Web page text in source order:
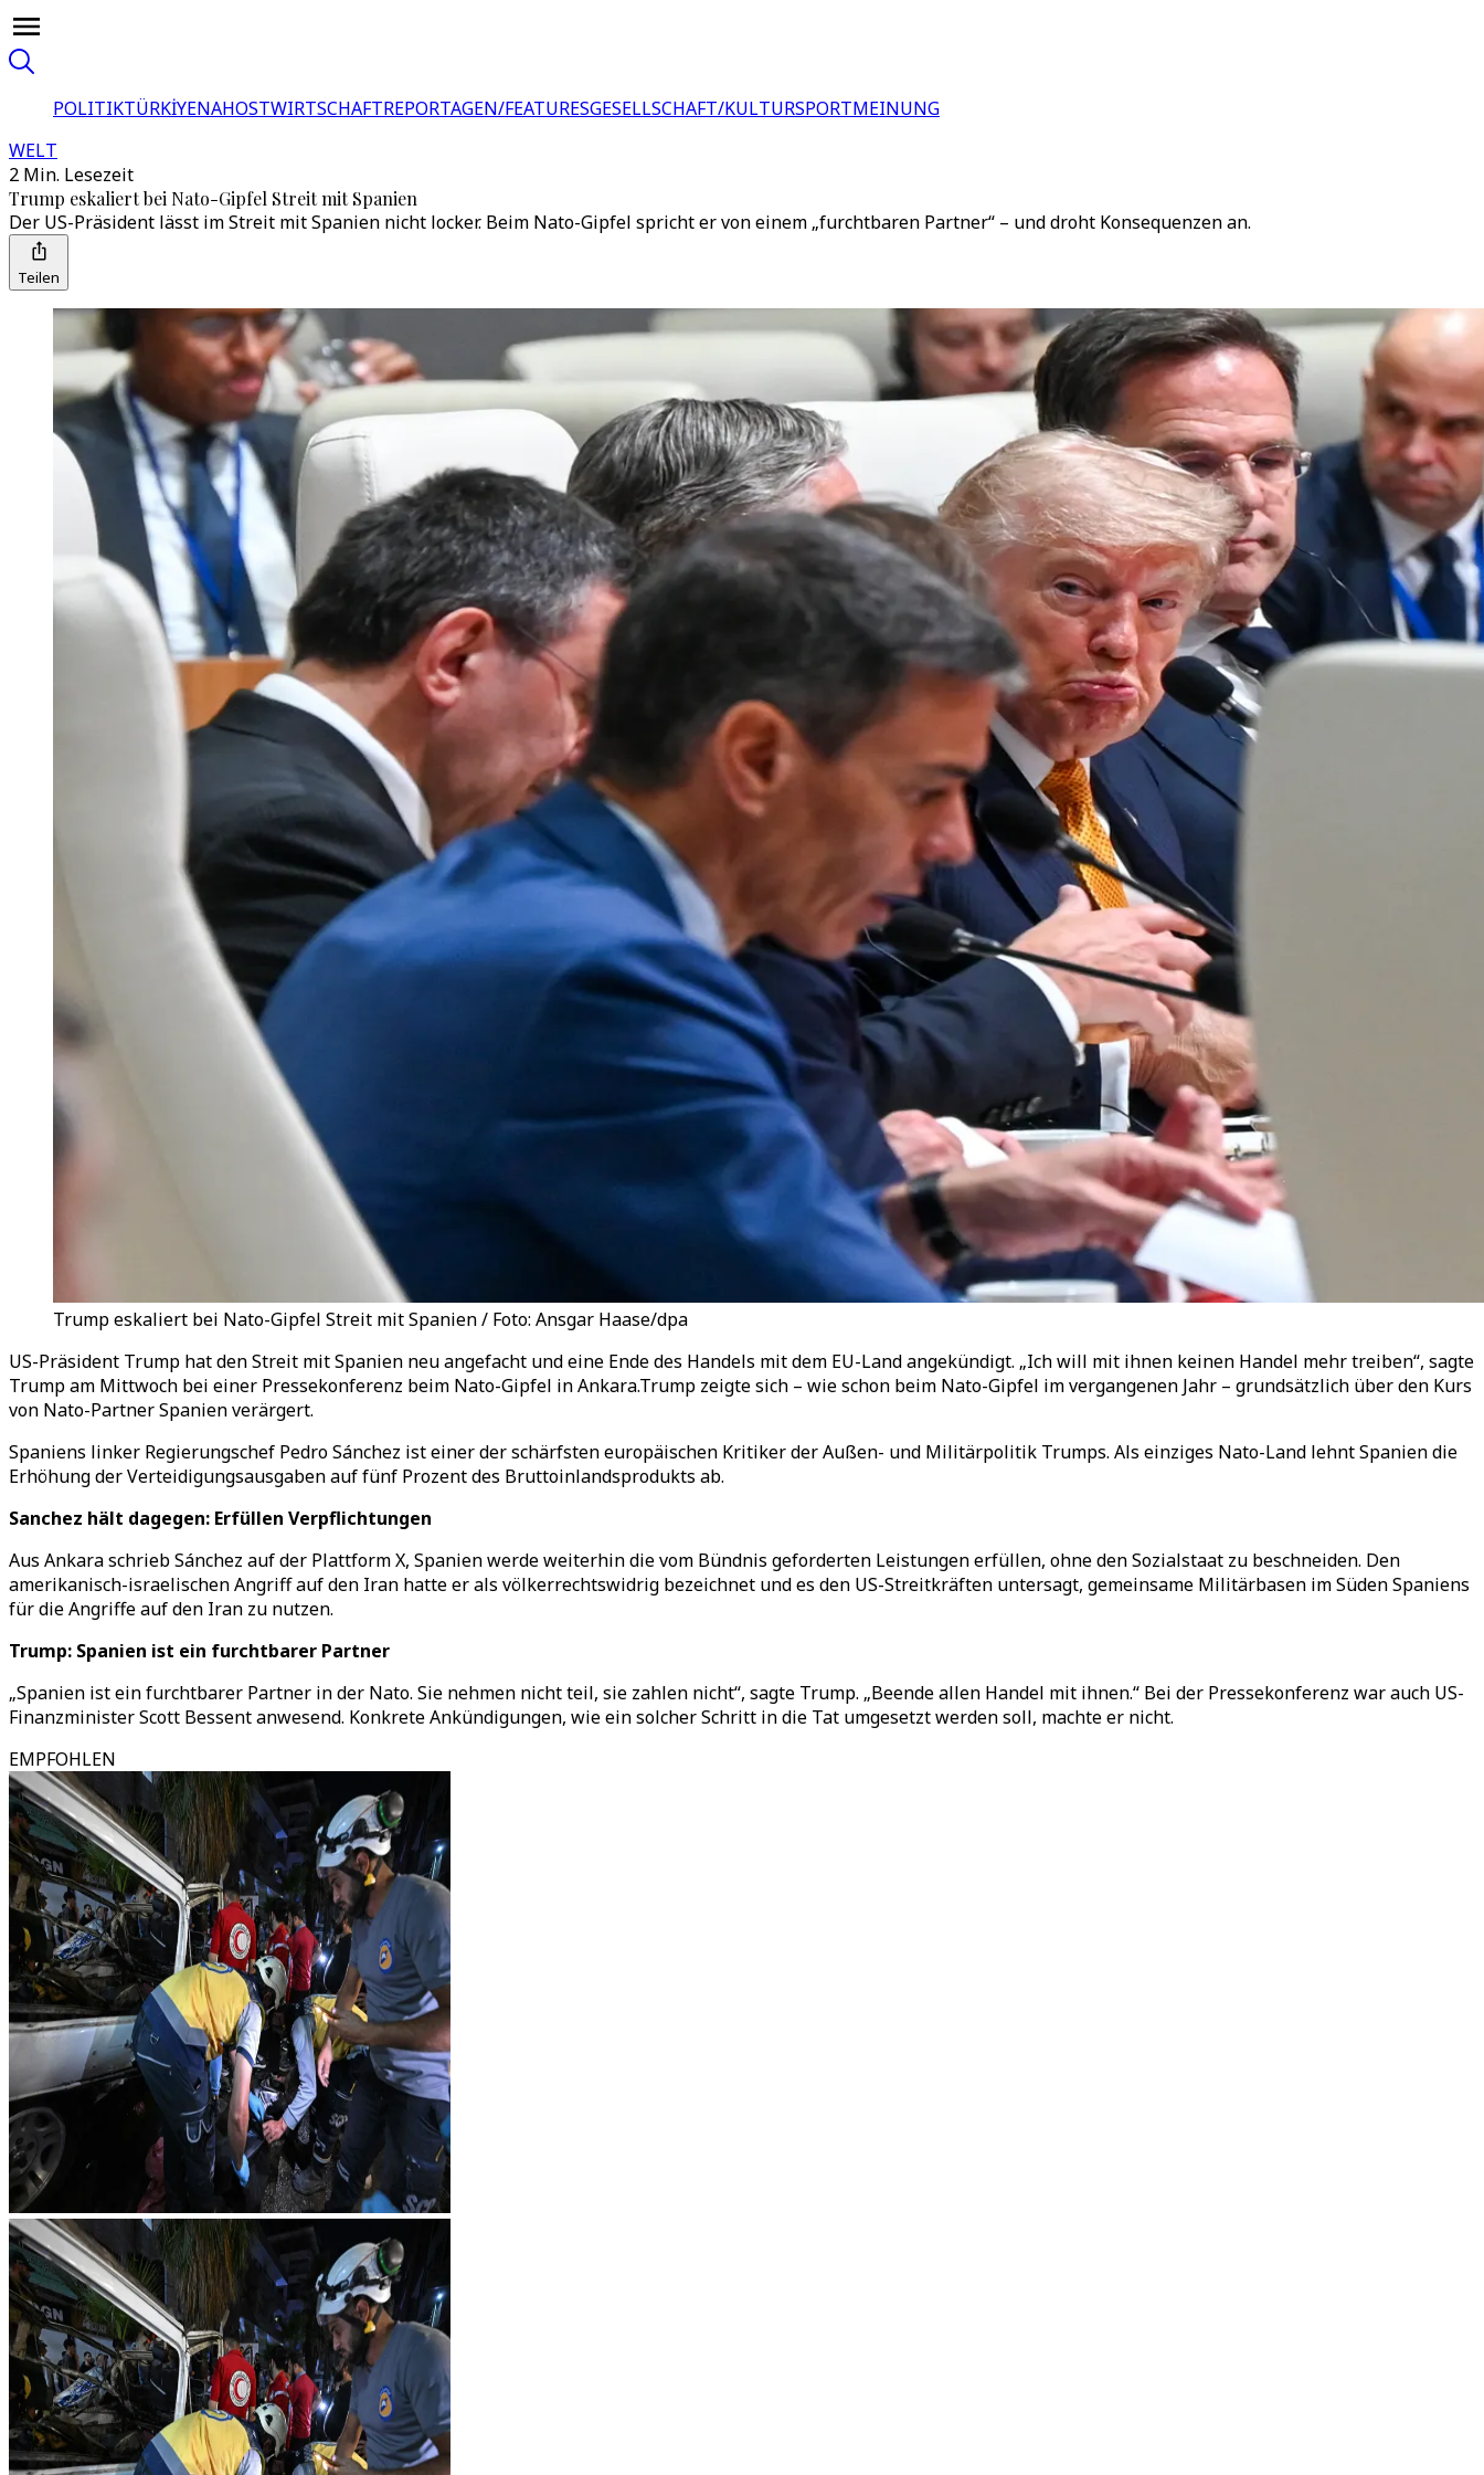
POLITIKTÜRKİYENAHOSTWIRTSCHAFTREPORTAGEN/FEATURESGESELLSCHAFT/KULTURSPORTMEINUNG
WELT
2 Min. Lesezeit
Trump eskaliert bei Nato-Gipfel Streit mit Spanien
Der US-Präsident lässt im Streit mit Spanien nicht locker. Beim Nato-Gipfel spricht er von einem „furchtbaren Partner“ – und droht Konsequenzen an.
Teilen
Trump eskaliert bei Nato-Gipfel Streit mit Spanien / Foto: Ansgar Haase/dpa
US-Präsident Trump hat den Streit mit Spanien neu angefacht und eine Ende des Handels mit dem EU-Land angekündigt. „Ich will mit ihnen keinen Handel mehr treiben“, sagte
Trump am Mittwoch bei einer Pressekonferenz beim Nato-Gipfel in Ankara.Trump zeigte sich – wie schon beim Nato-Gipfel im vergangenen Jahr – grundsätzlich über den Kurs
von Nato-Partner Spanien verärgert.
Spaniens linker Regierungschef Pedro Sánchez ist einer der schärfsten europäischen Kritiker der Außen- und Militärpolitik Trumps. Als einziges Nato-Land lehnt Spanien die
Erhöhung der Verteidigungsausgaben auf fünf Prozent des Bruttoinlandsprodukts ab.
Sanchez hält dagegen: Erfüllen Verpflichtungen
Aus Ankara schrieb Sánchez auf der Plattform X, Spanien werde weiterhin die vom Bündnis geforderten Leistungen erfüllen, ohne den Sozialstaat zu beschneiden. Den
amerikanisch-israelischen Angriff auf den Iran hatte er als völkerrechtswidrig bezeichnet und es den US-Streitkräften untersagt, gemeinsame Militärbasen im Süden Spaniens
für die Angriffe auf den Iran zu nutzen.
Trump: Spanien ist ein furchtbarer Partner
„Spanien ist ein furchtbarer Partner in der Nato. Sie nehmen nicht teil, sie zahlen nicht“, sagte Trump. „Beende allen Handel mit ihnen.“ Bei der Pressekonferenz war auch US-
Finanzminister Scott Bessent anwesend. Konkrete Ankündigungen, wie ein solcher Schritt in die Tat umgesetzt werden soll, machte er nicht.
EMPFOHLEN